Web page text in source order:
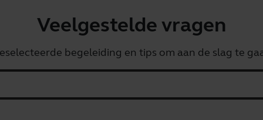
Veelgestelde vragen
begeleiding en tips om aan de slag te